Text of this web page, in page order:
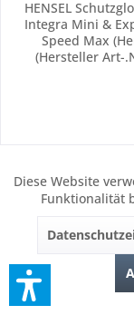
HENSEL
Integra Mini &
Speed Max
(Hersteller Art-
Expert D 500
In den
Funktionale
Marketing
Tracking
Diese Website
Funktionalität